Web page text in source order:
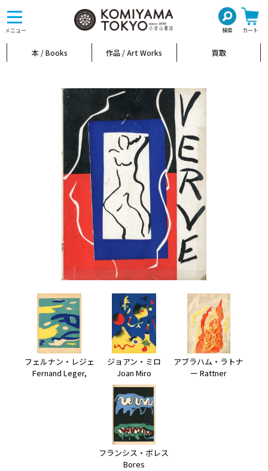
メニュー 検索 カート
toggle
navigation
本 / Books 作品 / Art Works 買取
フェルナン・レジェ
Fernand Leger,
ジョアン・ミロ
Joan Miro
アブラハム・ラトナ
ー Rattner
フランシス・ボレス
Bores